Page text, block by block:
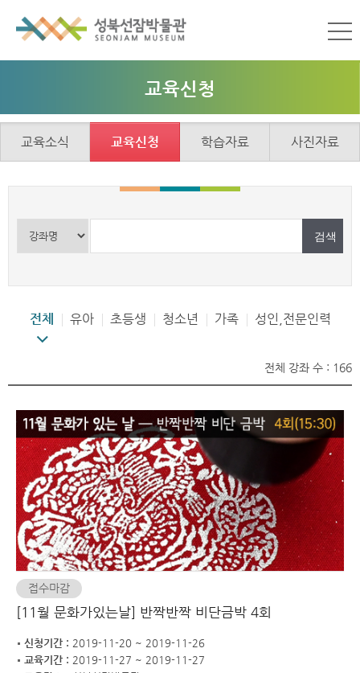
교육신청
교육소식 교육신청 학습자료 사진자료
전체 유아 초등생 청소년 가족 성인,전문인력
전체 강좌 수 : 166
접수마감
[11월 문화가있는날] 반짝반짝 비단금박 4회
신청기간 : 2019-11-20 ~ 2019-11-26
교육기간 : 2019-11-27 ~ 2019-11-27